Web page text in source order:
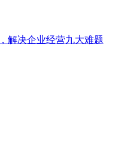
解决企业经营九大难题